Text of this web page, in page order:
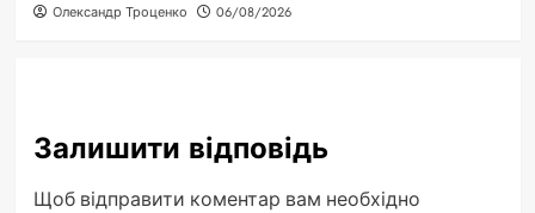
Олександр Троценко 06/08/2026
Залишити відповідь
Щоб відправити коментар вам необхідно